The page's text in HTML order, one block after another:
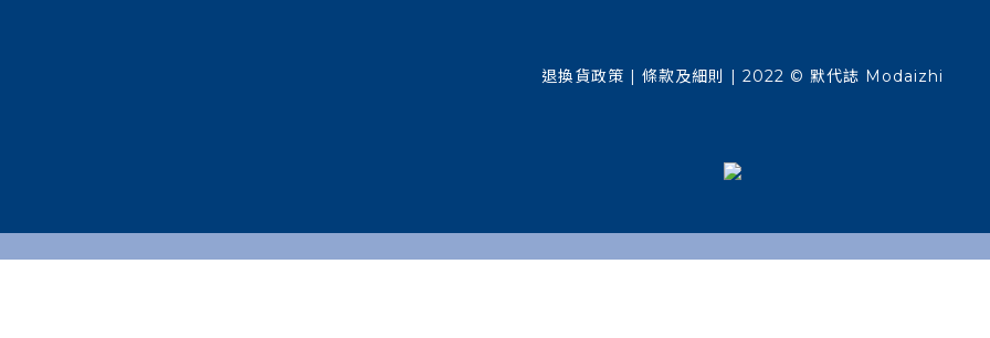
退換貨政策 | 條款及細則 | 2022 © 默代誌 Modaizhi